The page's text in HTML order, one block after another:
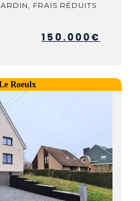
FRAIS RÉDUITS
150.000€
Roeulx